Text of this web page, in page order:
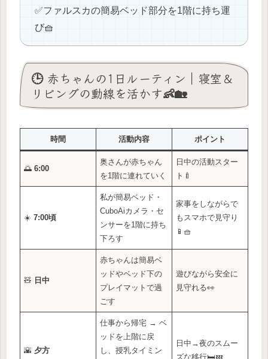
✅️ファルスカの簡易ベッド部分を1階に持ち運
び🧺
🕒 赤ちゃんの1日ルーティン｜寝室＆
リビングの動線を活かす👶🏡
時間 活動内容 ポイント
🌅6:00
奥さんが赤ちゃん
を1階に連れていく
日中の活動スター
ト🍼
☀️7:00頃
私が簡易ベッド・
CuboAiカメラ・セ
ンサーを1階に持ち
下ろす
家事をしながらで
もスマホで見守り
📱🧺
🧸 日中
赤ちゃんは簡易ベ
ッドやベッド下の
プレイマットで過
ごす
遊びながら安全に
見守れる👀
🌇 夕方
仕事から帰宅 → ベ
ッドを上階に戻
し、授乳タイミン
日中→夜のスムー
ズな移行🛏️💤